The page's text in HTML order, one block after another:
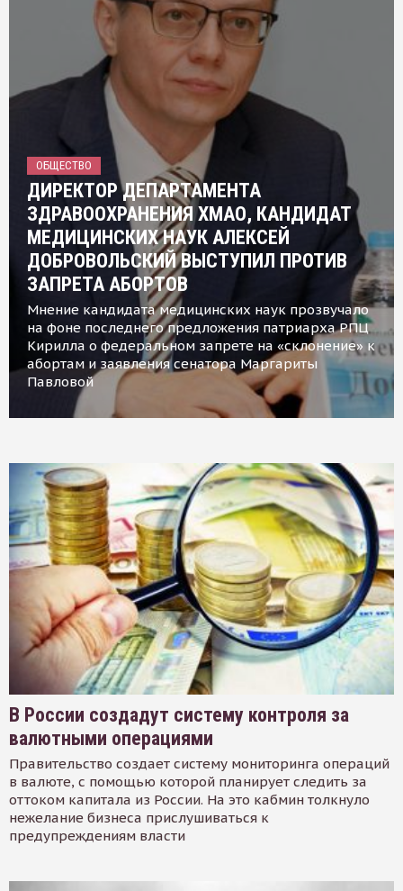
ОБЩЕСТВО
ДИРЕКТОР ДЕПАРТАМЕНТА
ЗДРАВООХРАНЕНИЯ ХМАО, КАНДИДАТ
МЕДИЦИНСКИХ НАУК АЛЕКСЕЙ
ДОБРОВОЛЬСКИЙ ВЫСТУПИЛ ПРОТИВ
ЗАПРЕТА АБОРТОВ
Мнение кандидата медицинских наук прозвучало
на фоне последнего предложения патриарха РПЦ
Кирилла о федеральном запрете на «склонение» к
абортам и заявления сенатора Маргариты
Павловой
В России создадут систему контроля за
валютными операциями
Правительство создает систему мониторинга операций
в валюте, с помощью которой планирует следить за
оттоком капитала из России. На это кабмин толкнуло
нежелание бизнеса прислушиваться к
предупреждениям власти